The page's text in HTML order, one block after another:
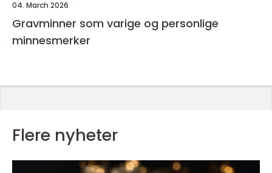
04. March 2026
Gravminner som varige og personlige
minnesmerker
Flere nyheter